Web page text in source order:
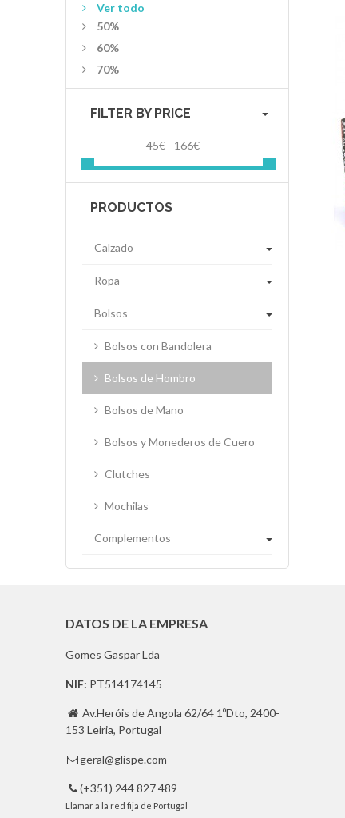
Ver todo
50%
60%
70%
FILTER BY PRICE
45€ - 166€
PRODUCTOS
Calzado
Ropa
Bolsos
Bolsos con Bandolera
Bolsos de Hombro
Bolsos de Mano
Bolsos y Monederos de Cuero
Clutches
Mochilas
Complementos
DATOS DE LA EMPRESA
Gomes Gaspar Lda
NIF: PT514174145
 Av.Heróis de Angola 62/64 1ºDto, 2400-
153 Leiria, Portugal
 geral@glispe.com
 (+351) 244 827 489
Llamar a la red fija de Portugal